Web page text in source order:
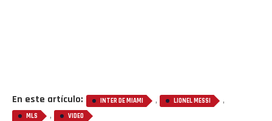
En este artículo: INTER DE MIAMI , LIONEL MESSI ,
MLS , VIDEO